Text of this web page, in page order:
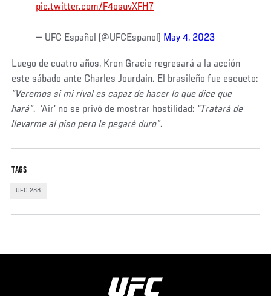
pic.twitter.com/F4osuvXFH7
— UFC Español (@UFCEspanol) May 4, 2023
Luego de cuatro años, Kron Gracie regresará a la acción
este sábado ante Charles Jourdain. El brasileño fue escueto:
“Veremos si mi rival es capaz de hacer lo que dice que
hará”. ‘Air’ no se privó de mostrar hostilidad: “Tratará de
llevarme al piso pero le pegaré duro”.
TAGS
UFC 288